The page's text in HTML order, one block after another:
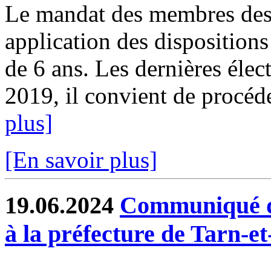
Le mandat des membres
application des
de 6 ans. Les dernières
2019, il convient de
plus]
[En savoir plus]
19.06.2024 Communiqué
à la préfecture de Tarn-